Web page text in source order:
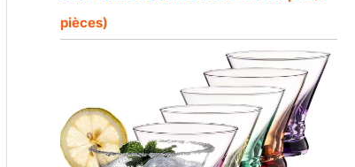
pièces)